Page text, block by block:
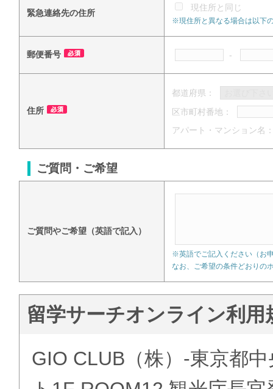
緊急連絡先の住所
現住所と同じ
※現住所と異なる場合は以下
郵便番号 -
住所
都道府県：
区市町村番地：
アパート・マンション名
ご質問・ご希望
ご質問やご希望（英語で記入）
※英語でご記入ください（お
なお、ご希望の条件どおりの
留学サーチオンライン利用
GIO CLUB（株）-東京都